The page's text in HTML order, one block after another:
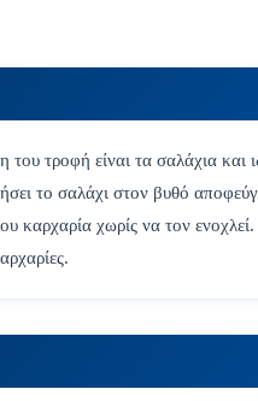
τροφή είναι τα σαλάχια και
το σαλάχι στον βυθό
καρχαρία χωρίς να τον